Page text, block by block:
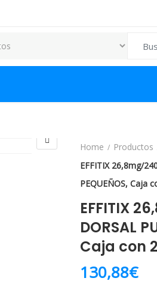
Home Productos
EFFITIX 26,8mg/
PEQUEÑOS, Caja
EFFITIX
DORSAL
Caja con
130,88€